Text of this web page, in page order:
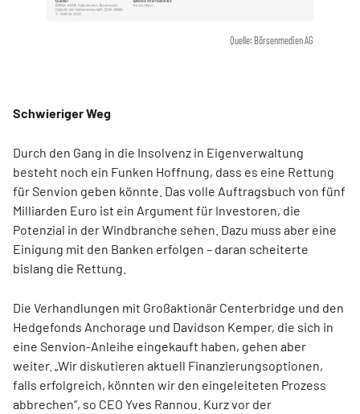
Quelle: Börsenmedien AG
Schwieriger Weg
Durch den Gang in die Insolvenz in Eigenverwaltung
besteht noch ein Funken Hoffnung, dass es eine Rettung
für Senvion geben könnte. Das volle Auftragsbuch von fünf
Milliarden Euro ist ein Argument für Investoren, die
Potenzial in der Windbranche sehen. Dazu muss aber eine
Einigung mit den Banken erfolgen – daran scheiterte
bislang die Rettung.
Die Verhandlungen mit Großaktionär Centerbridge und den
Hedgefonds Anchorage und Davidson Kemper, die sich in
eine Senvion-Anleihe eingekauft haben, gehen aber
weiter. „Wir diskutieren aktuell Finanzierungsoptionen,
falls erfolgreich, könnten wir den eingeleiteten Prozess
abbrechen“, so CEO Yves Rannou. Kurz vor der